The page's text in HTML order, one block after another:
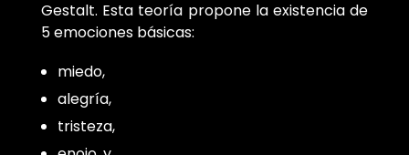
Gestalt. Esta teoría propone la existencia de
5 emociones básicas:
miedo,
alegría,
tristeza,